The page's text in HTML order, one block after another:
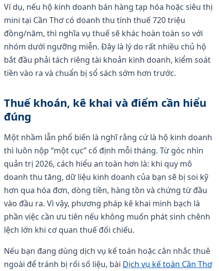
Ví dụ, nếu hộ kinh doanh bán hàng tạp hóa hoặc siêu thị
mini tại Cần Thơ có doanh thu tính thuế 720 triệu
đồng/năm, thì nghĩa vụ thuế sẽ khác hoàn toàn so với
nhóm dưới ngưỡng miễn. Đây là lý do rất nhiều chủ hộ
bắt đầu phải tách riêng tài khoản kinh doanh, kiểm soát
tiền vào ra và chuẩn bị sổ sách sớm hơn trước.
Thuế khoán, kê khai và điểm cần hiểu
đúng
Một nhầm lẫn phổ biến là nghĩ rằng cứ là hộ kinh doanh
thì luôn nộp “một cục” cố định mỗi tháng. Từ góc nhìn
quản trị 2026, cách hiểu an toàn hơn là: khi quy mô
doanh thu tăng, dữ liệu kinh doanh của bạn sẽ bị soi kỹ
hơn qua hóa đơn, dòng tiền, hàng tồn và chứng từ đầu
vào đầu ra. Vì vậy, phương pháp kê khai minh bạch là
phần việc cần ưu tiên nếu không muốn phát sinh chênh
lệch lớn khi cơ quan thuế đối chiếu.
Nếu bạn đang dùng dịch vụ kế toán hoặc cân nhắc thuê
ngoài để tránh bị rối số liệu, bài Dịch vụ kế toán Cần Thơ